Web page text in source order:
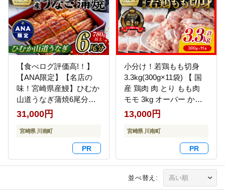
【食べログ評価高!！】
【ANA限定】【名店の
味！宮崎県産鰻】ひむか
山道うなぎ蒲焼6尾分
(780g以上) 【 国産 うな
ぎ ウナギ 鰻 】 [B08413]
31,000円
宮崎県 川南町
小分け！若鶏もも切身
3.3kg(300g×11袋) 【 国
産 鶏肉 肉 とり もも肉
モモ 3kg オーバー から
あげ 唐揚げ チキン南蛮
送料無料 】 [C00712]
13,000円
宮崎県 川南町
並べ替え: